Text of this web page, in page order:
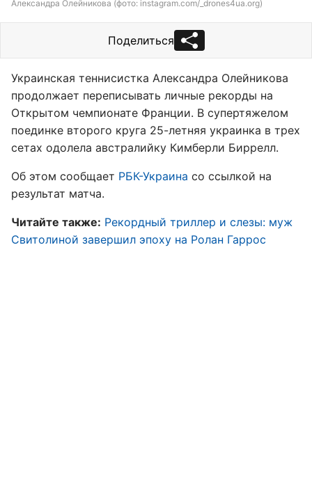
Александра Олейникова (фото: instagram.com/_drones4ua.org)
Поделиться
Украинская теннисистка Александра Олейникова
продолжает переписывать личные рекорды на
Открытом чемпионате Франции. В супертяжелом
поединке второго круга 25-летняя украинка в трех
сетах одолела австралийку Кимберли Биррелл.
Об этом сообщает РБК-Украина со ссылкой на
результат матча.
Читайте также: Рекордный триллер и слезы: муж
Свитолиной завершил эпоху на Ролан Гаррос